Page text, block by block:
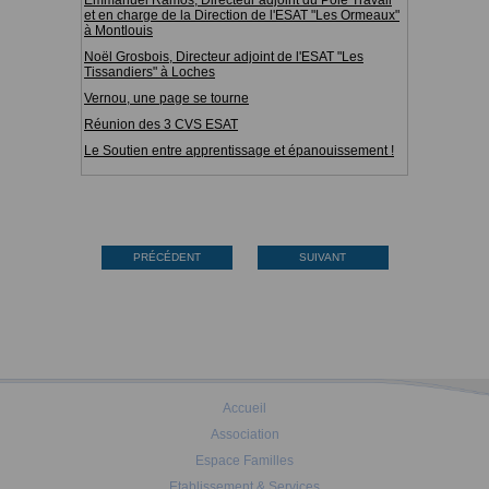
et en charge de la Direction de l'ESAT "Les Ormeaux"
à Montlouis
Noël Grosbois, Directeur adjoint de l'ESAT "Les
Tissandiers" à Loches
Vernou, une page se tourne
Réunion des 3 CVS ESAT
Le Soutien entre apprentissage et épanouissement !
PRÉCÉDENT SUIVANT
Accueil
Association
Espace Familles